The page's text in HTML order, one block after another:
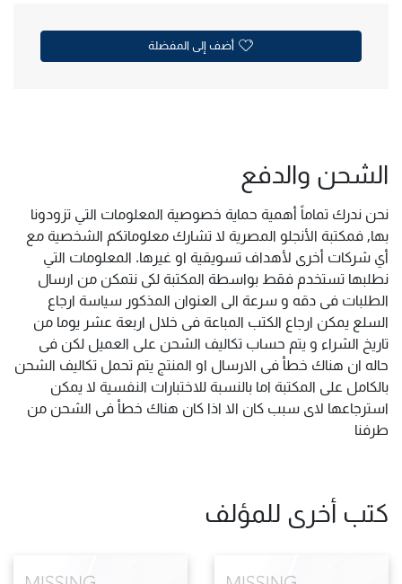
أضف إلى المفضلة
الشحن والدفع
نحن ندرك تماماً أهمية حماية خصوصية المعلومات التي تزودونا
بها, فمكتبة الأنجلو المصرية لا تشارك معلوماتكم الشخصية مع
أي شركات أخرى لأهداف تسويقية او غيرها. المعلومات التي
نطلبها تستخدم فقط بواسطة المكتبة لكى نتمكن من ارسال
الطلبات فى دقه و سرعة الى العنوان المذكور سياسة ارجاع
السلع يمكن ارجاع الكتب المباعة فى خلال اربعة عشر يوما من
تاريخ الشراء و يتم حساب تكاليف الشحن على العميل لكن فى
حاله ان هناك خطأ فى الارسال او المنتج يتم تحمل تكاليف الشحن
بالكامل على المكتبة اما بالنسبة للاختبارات النفسية لا يمكن
استرجاعها لاى سبب كان الا اذا كان هناك خطأ فى الشحن من
طرفنا
كتب أخرى للمؤلف